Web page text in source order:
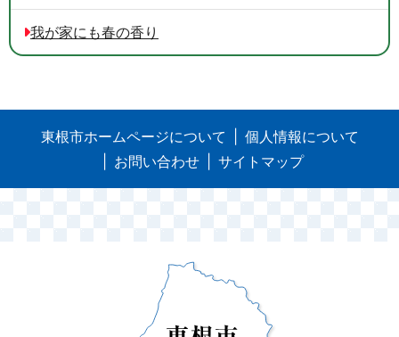
我が家にも春の香り
東根市ホームページについて
個人情報について
お問い合わせ
サイトマップ